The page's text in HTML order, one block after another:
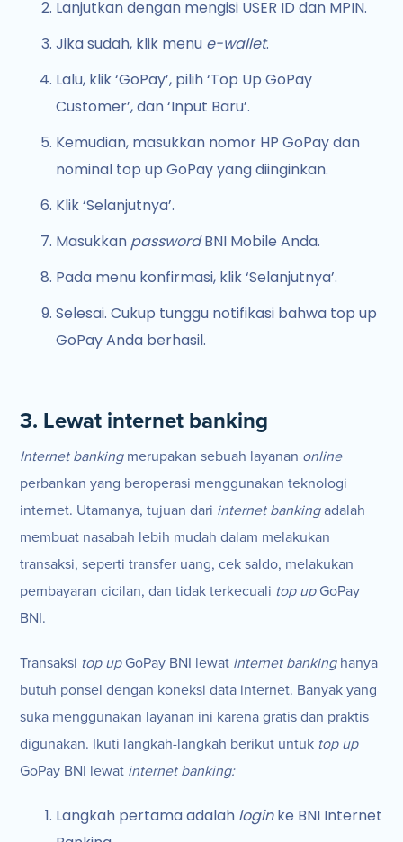
Lanjutkan dengan mengisi USER ID dan MPIN.
Jika sudah, klik menu e-wallet.
Lalu, klik ‘GoPay’, pilih ‘Top Up GoPay
Customer’, dan ‘Input Baru’.
Kemudian, masukkan nomor HP GoPay dan
nominal top up GoPay yang diinginkan.
Klik ‘Selanjutnya’.
Masukkan passwordBNI Mobile Anda.
Pada menu konfirmasi, klik ‘Selanjutnya’.
Selesai. Cukup tunggu notifikasi bahwa top up
GoPay Anda berhasil.
3. Lewat internet banking
Internet bankingmerupakan sebuah layanan online
perbankan yang beroperasi menggunakan teknologi
internet. Utamanya, tujuan dari internet bankingadalah
membuat nasabah lebih mudah dalam melakukan
transaksi, seperti transfer uang, cek saldo, melakukan
pembayaran cicilan, dan tidak terkecuali top up GoPay
BNI.
Transaksi top up GoPay BNI lewat internet banking hanya
butuh ponsel dengan koneksi data internet. Banyak yang
suka menggunakan layanan ini karena gratis dan praktis
digunakan. Ikuti langkah-langkah berikut untuk top up
GoPay BNI lewat internet banking:
Langkah pertama adalah loginke BNI Internet